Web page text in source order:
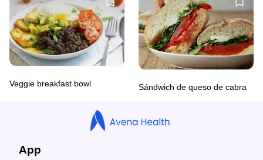
Veggie breakfast bowl Sándwich de queso de cabra
App